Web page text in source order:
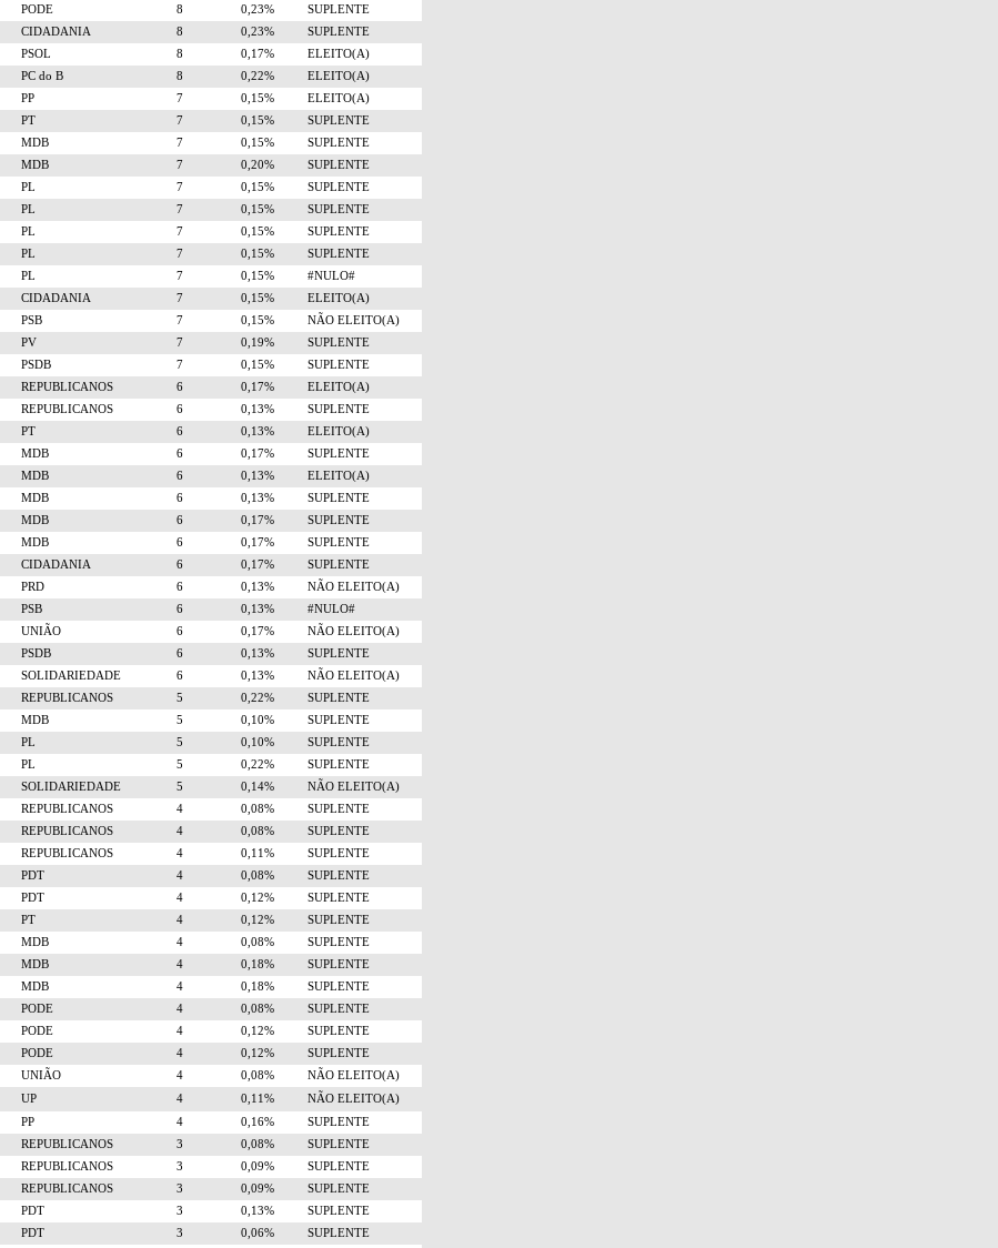
PODE 8 0,23%
SUPLENTE
CIDADANIA 8 0,23%
SUPLENTE
PSOL 8 0,17%
ELEITO(A)
PC do B 8 0,22%
ELEITO(A)
PP 7 0,15%
ELEITO(A)
PT 7 0,15%
SUPLENTE
MDB 7 0,15%
SUPLENTE
MDB 7 0,20%
SUPLENTE
PL 7 0,15%
SUPLENTE
PL 7 0,15%
SUPLENTE
PL 7 0,15%
SUPLENTE
PL 7 0,15%
SUPLENTE
PL 7 0,15%
#NULO#
CIDADANIA 7 0,15%
ELEITO(A)
PSB 7 0,15%
NÃO ELEITO(A)
PV 7 0,19%
SUPLENTE
PSDB 7 0,15%
SUPLENTE
REPUBLICANOS 6 0,17%
ELEITO(A)
REPUBLICANOS 6 0,13%
SUPLENTE
PT 6 0,13%
ELEITO(A)
MDB 6 0,17%
SUPLENTE
MDB 6 0,13%
ELEITO(A)
MDB 6 0,13%
SUPLENTE
MDB 6 0,17%
SUPLENTE
MDB 6 0,17%
SUPLENTE
CIDADANIA 6 0,17%
SUPLENTE
PRD 6 0,13%
NÃO ELEITO(A)
PSB 6 0,13%
#NULO#
UNIÃO 6 0,17%
NÃO ELEITO(A)
PSDB 6 0,13%
SUPLENTE
SOLIDARIEDADE 6 0,13%
NÃO ELEITO(A)
REPUBLICANOS 5 0,22%
SUPLENTE
MDB 5 0,10%
SUPLENTE
PL 5 0,10%
SUPLENTE
PL 5 0,22%
SUPLENTE
SOLIDARIEDADE 5 0,14%
NÃO ELEITO(A)
REPUBLICANOS 4 0,08%
SUPLENTE
REPUBLICANOS 4 0,08%
SUPLENTE
REPUBLICANOS 4 0,11%
SUPLENTE
PDT 4 0,08%
SUPLENTE
PDT 4 0,12%
SUPLENTE
PT 4 0,12%
SUPLENTE
MDB 4 0,08%
SUPLENTE
MDB 4 0,18%
SUPLENTE
MDB 4 0,18%
SUPLENTE
PODE 4 0,08%
SUPLENTE
PODE 4 0,12%
SUPLENTE
PODE 4 0,12%
SUPLENTE
UNIÃO 4 0,08%
NÃO ELEITO(A)
UP 4 0,11%
NÃO ELEITO(A)
PP 4 0,16%
SUPLENTE
REPUBLICANOS 3 0,08%
SUPLENTE
REPUBLICANOS 3 0,09%
SUPLENTE
REPUBLICANOS 3 0,09%
SUPLENTE
PDT 3 0,13%
SUPLENTE
PDT 3 0,06%
SUPLENTE